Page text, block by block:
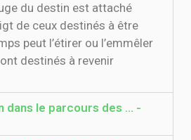
du destin est attaché
de ceux destinés à être
peut l’étirer ou l’emmêler
destinés à revenir
dans le parcours des ... -